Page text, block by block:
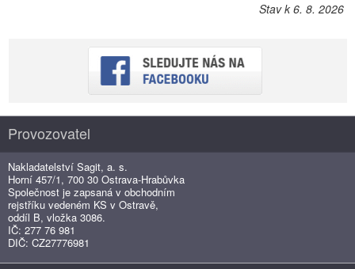
Stav k 6. 8. 2026
Provozovatel
Nakladatelství Sagit, a. s.
Horní 457/1, 700 30 Ostrava-Hrabůvka
Společnost je zapsaná v obchodním
rejstříku vedeném KS v Ostravě,
oddíl B, vložka 3086.
IČ: 277 76 981
DIČ: CZ27776981